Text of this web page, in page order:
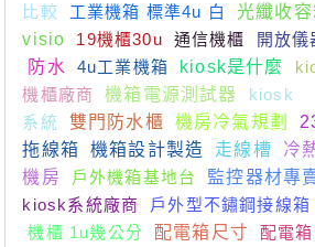
比較
工業機箱 標準4u 白
光纖收
visio
19機櫃30u 通信機櫃 開放儀
防水
4u工業機箱 kiosk是什麼
機櫃廠商
機箱電源測試器
kiosk
系統
雙門防水櫃 機房冷氣規劃
拖線箱
機箱設計製造 走線槽
冷
機房
戶外機箱基地台 監控器材專
kiosk系統廠商
戶外型不鏽鋼接線箱
機櫃 1u幾公分
配電箱尺寸
配電